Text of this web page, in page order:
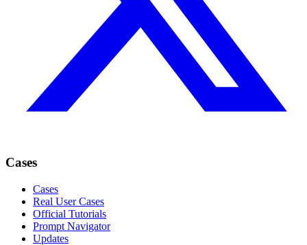
Cases
Cases
Real User Cases
Official Tutorials
Prompt Navigator
Updates